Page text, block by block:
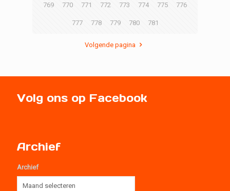
769 770 771 772 773 774 775 776
777 778 779 780 781
Volgende pagina
Volg ons op Facebook
Archief
Archief